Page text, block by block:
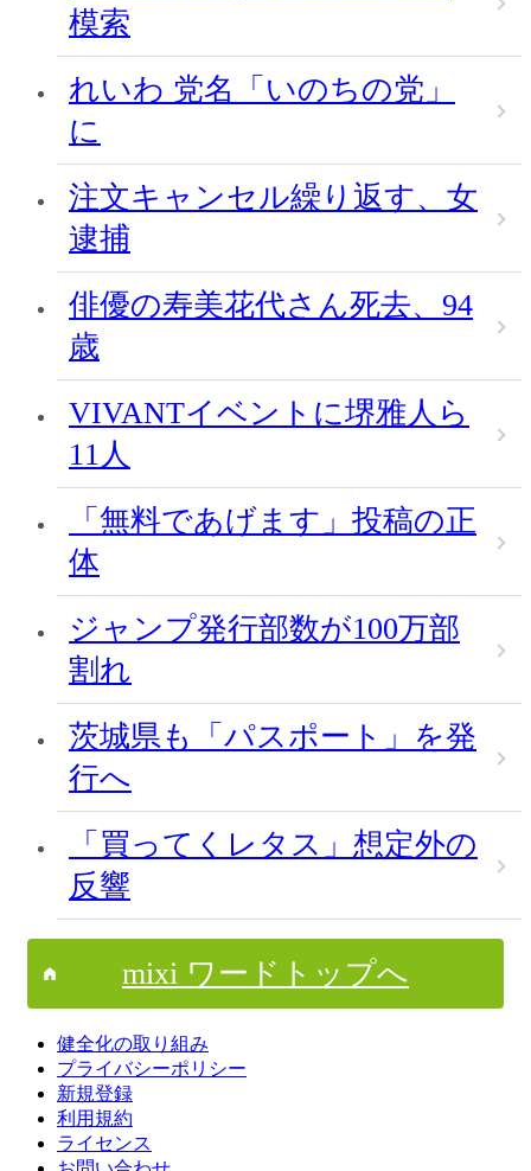
模索
れいわ 党名「いのちの党」
に
注文キャンセル繰り返す、女
逮捕
俳優の寿美花代さん死去、94
歳
VIVANTイベントに堺雅人ら
11人
「無料であげます」投稿の正
体
ジャンプ発行部数が100万部
割れ
茨城県も「パスポート」を発
行へ
「買ってくレタス」想定外の
反響
mixi ワードトップへ
健全化の取り組み
プライバシーポリシー
新規登録
利用規約
ライセンス